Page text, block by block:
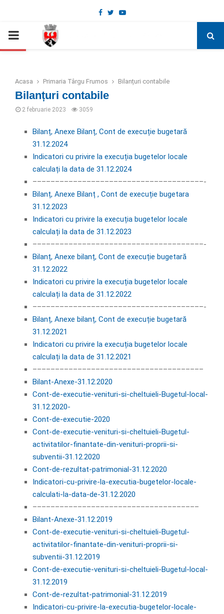
Deschide bara de unelte
Facebook
TwitterYoutube
PRIMARY
Acasa Primaria Târgu Frumos Bilanțuri contabile
Bilanțuri contabile
2 februarie 2023 3059
Bilanț, Anexe Bilanț, Cont de execuție bugetară
31.12.2024
Indicatori cu privire la execuția bugetelor locale
calculați la data de 31.12.2024
––––––––––––––––––––––––––––––––––––––-
Bilanț, Anexe Bilanț , Cont de execuție bugetara
31.12.2023
Indicatori cu privire la execuția bugetelor locale
calculați la data de 31.12.2023
––––––––––––––––––––––––––––––––––––––-
Bilanț, Anexe bilanț, Cont de execuție bugetară
31.12.2022
Indicatori cu privire la execuția bugetelor locale
calculați la data de 31.12.2022
––––––––––––––––––––––––––––––––––––––-
Bilanț, Anexe bilanț, Cont de execuție bugetară
31.12.2021
Indicatori cu privire la execuția bugetelor locale
calculați la data de 31.12.2021
––––––––––––––––––––––––––––––––––––––
Bilant-Anexe-31.12.2020
Cont-de-executie-venituri-si-cheltuieli-Bugetul-local-
31.12.2020-
Cont-de-executie-2020
Cont-de-executie-venituri-si-cheltuieli-Bugetul-
activitatilor-finantate-din-venituri-proprii-si-
subventii-31.12.2020
Cont-de-rezultat-patrimonial-31.12.2020
Indicatori-cu-privire-la-executia-bugetelor-locale-
calculati-la-data-de-31.12.2020
–––––––––––––––––––––––––––––––––––––
Bilant-Anexe-31.12.2019
Cont-de-executie-venituri-si-cheltuieli-Bugetul-
activitatilor-finantate-din-venituri-proprii-si-
subventii-31.12.2019
Cont-de-executie-venituri-si-cheltuieli-Bugetul-local-
31.12.2019
Cont-de-rezultat-patrimonial-31.12.2019
Indicatori-cu-privire-la-executia-bugetelor-locale-